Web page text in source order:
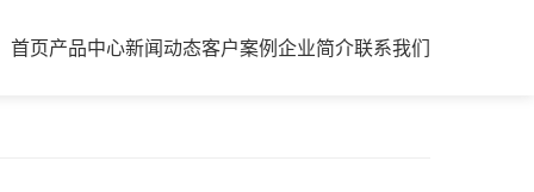
首页产品中心新闻动态客户案例 企业简介联系我们